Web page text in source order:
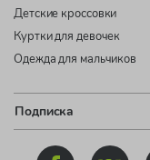
Детские кроссовки
Куртки для девочек
Одежда для мальчиков
Подписка